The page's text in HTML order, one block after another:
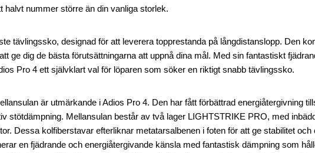
nummer större än din vanliga storlek.
tävlingssko, designad för att leverera topprestanda på långdistanslopp. Den
ge dig de bästa förutsättningarna att uppnå dina mål. Med sin fantastiskt
Pro 4 ett självklart val för löparen som söker en riktigt snabb tävlingssko.
är utmärkande i Adios Pro 4. Den har fått förbättrad energiåtergivning
stötdämpning. Mellansulan består av två lager LIGHTSTRIKE PRO, med
Dessa kolfiberstavar efterliknar metatarsalbenen i foten för att ge stabilitet och
en fjädrande och energiåtergivande känsla med fantastisk dämpning som